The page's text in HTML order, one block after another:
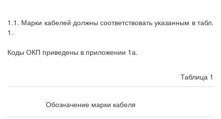
1.1. Марки кабелей должны соответствовать указанным в табл.
1.
Коды ОКП приведены в приложении 1а.
Таблица 1
Обозначение марки кабеля